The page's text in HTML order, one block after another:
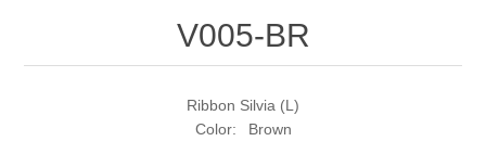
V005-BR
Ribbon Silvia (L)
Color: Brown